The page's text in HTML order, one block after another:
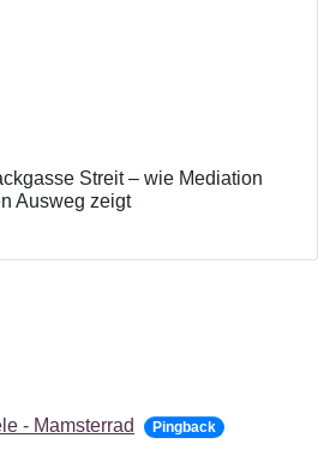
Streit – wie Mediation
Ausweg zeigt
- Mamsterrad Pingback